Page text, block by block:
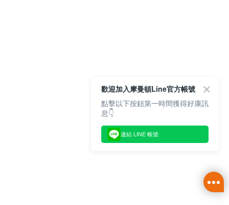
歡迎加入摩曼頓Line官方帳號
點擊以下按鈕第一時間獲得好康訊
息👇
連結 LINE 帳號